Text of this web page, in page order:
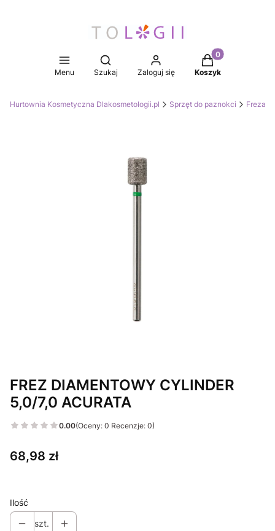
Menu
Otwórz wyszukiwarkę
Szukaj Zaloguj się
Produkty w
Koszyk
Hurtownia Kosmetyczna Dlakosmetologii.pl Sprzęt do paznokci
FREZ DIAMENTOWY CYLINDER
5,0/7,0 ACURATA
0.00(Oceny: 0 Recenzje: 0)
Cena
68,98 zł
Ilość
szt.